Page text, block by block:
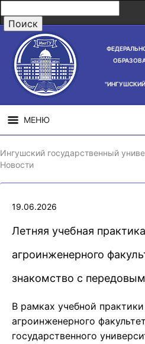
МЕНЮ
СВЕДЕНИЯ ОБ
ОБРАЗОВАТЕЛЬНОЙ
Ингушский государственный
Новости
19.06.2026
Летняя учебная
агроинженерного
знакомство с
В рамках учебной
агроинженерного
государственного